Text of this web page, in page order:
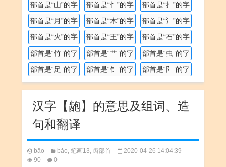
部首是“山”的字
部首是“忄”的字
部首是“扌”的字
部首是“月”的字
部首是“木”的字
部首是“氵”的字
部首是“火”的字
部首是“王”的字
部首是“石”的字
部首是“竹”的字
部首是“艹”的字
部首是“虫”的字
部首是“足”的字
部首是“钅”的字 部首是“阝”的字
汉字【龅】的意思及组词、造
句和翻译
bāo bǎo, 笔画13, 齿部首
2020-04-26 14:04:39
90
0